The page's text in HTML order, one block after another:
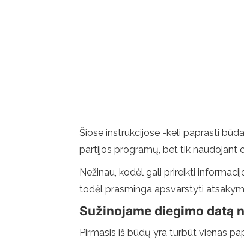
Šiose instrukcijose -keli paprasti
partijos programų, bet tik naudojant
Nežinau, kodėl gali prireikti
todėl prasminga apsvarstyti
Sužinojame diegimo datą
Pirmasis iš būdų yra turbūt vienas